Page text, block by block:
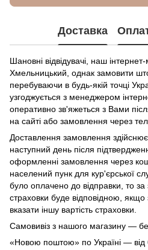
Доставка
Шановні відвідувачі, наш
Хмельницький, однак замовити
перебуваючи в будь-якій точці
узгоджується з менеджером
оперативно зв'яжеться з Вами
на сайті або замовлення через
Доставлення замовлення
наступний день після
оформленні замовлення через
населений пунк для кур'єрської
було оплачено до відправки, то
страховки буде відповідною,
вказати іншу вартість страховки.
Самовивіз з нашого магазину —
«Новою поштою» по Україні — від